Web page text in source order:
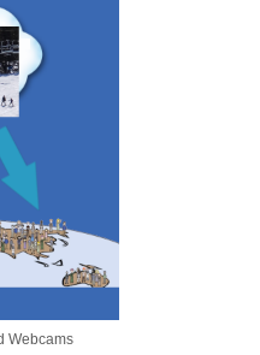
Webcams